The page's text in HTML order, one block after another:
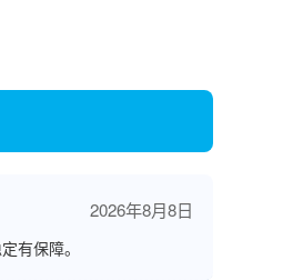
2026年8月8日
有保障。